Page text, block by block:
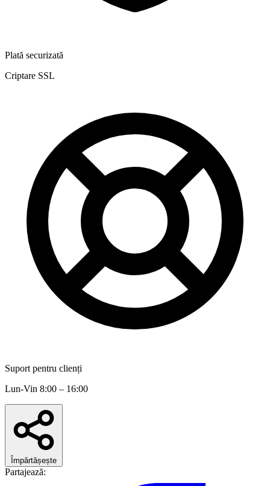
Plată securizată
Criptare SSL
Suport pentru clienți
Lun-Vin 8:00 – 16:00
Împărtășește
Partajează: